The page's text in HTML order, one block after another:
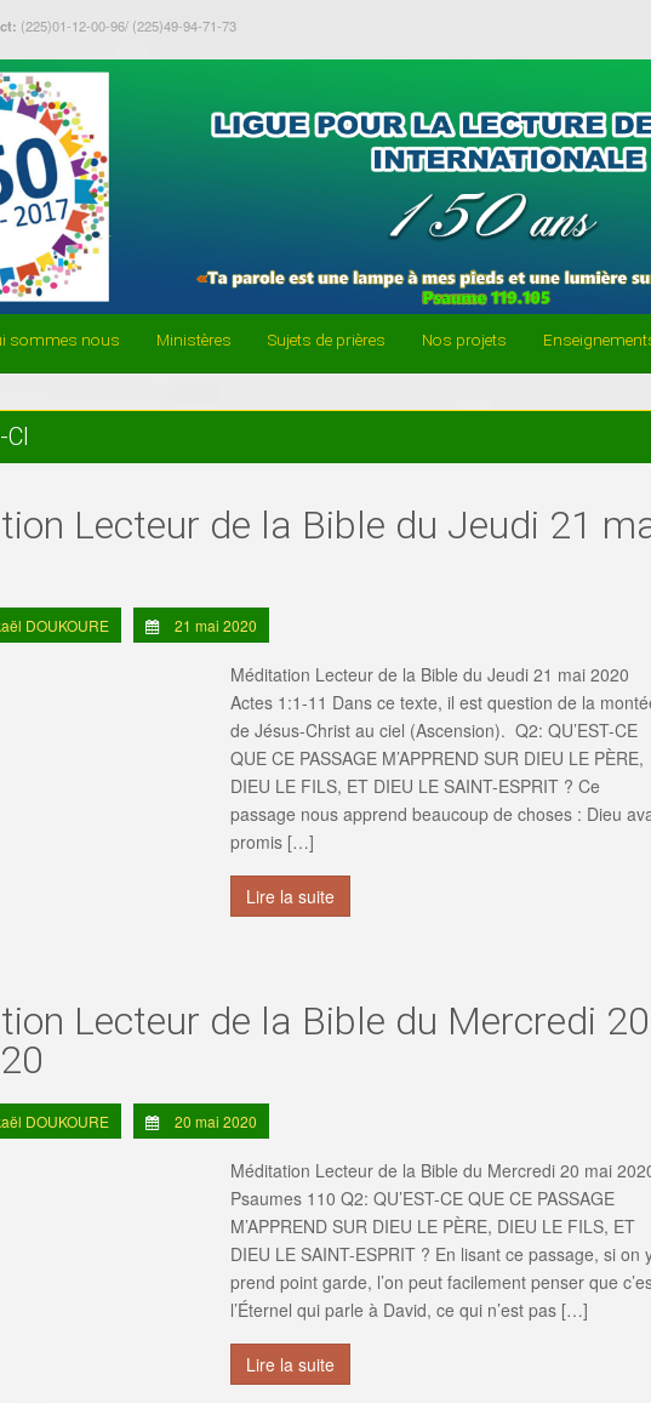
(225)01-12-00-96/ (225)49-94-71-73
sommes nous Ministères Sujets de prières Nos projets
Lecteur de la Bible du Jeudi 21
DOUKOURE 21 mai 2020
Méditation Lecteur de la Bible du Jeudi 21 mai 2020
Actes 1:1-11 Dans ce texte, il est question de la
de Jésus-Christ au ciel (Ascension). Q2: QU’EST-CE
QUE CE PASSAGE M’APPREND SUR DIEU LE PÈRE,
DIEU LE FILS, ET DIEU LE SAINT-ESPRIT ? Ce
passage nous apprend beaucoup de choses : ️Dieu
promis […]
Lire la suite
Lecteur de la Bible du Mercredi 20
DOUKOURE 20 mai 2020
Méditation Lecteur de la Bible du Mercredi 20 mai
Psaumes 110 Q2: QU’EST-CE QUE CE PASSAGE
M’APPREND SUR DIEU LE PÈRE, DIEU LE FILS, ET
DIEU LE SAINT-ESPRIT ? En lisant ce passage, si on
prend point garde, l’on peut facilement penser que
l’Éternel qui parle à David, ce qui n’est pas […]
Lire la suite